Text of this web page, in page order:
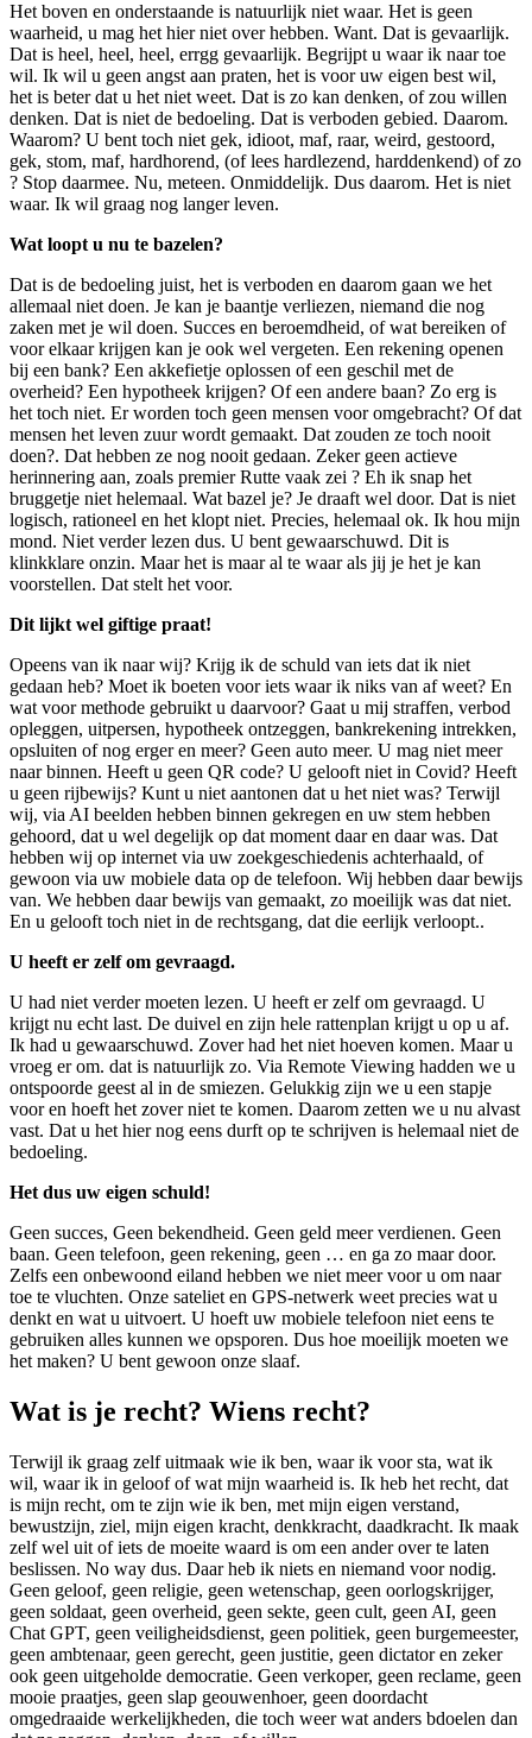
Het boven en onderstaande is natuurlijk niet waar. Het is geen
waarheid, u mag het hier niet over hebben. Want. Dat is gevaarlijk.
Dat is heel, heel, heel, errgg gevaarlijk. Begrijpt u waar ik naar toe
wil. Ik wil u geen angst aan praten, het is voor uw eigen best wil,
het is beter dat u het niet weet. Dat is zo kan denken, of zou willen
denken. Dat is niet de bedoeling. Dat is verboden gebied. Daarom.
Waarom? U bent toch niet gek, idioot, maf, raar, weird, gestoord,
gek, stom, maf, hardhorend, (of lees hardlezend, harddenkend) of zo
? Stop daarmee. Nu, meteen. Onmiddelijk. Dus daarom. Het is niet
waar. Ik wil graag nog langer leven.
Wat loopt u nu te bazelen?
Dat is de bedoeling juist, het is verboden en daarom gaan we het
allemaal niet doen. Je kan je baantje verliezen, niemand die nog
zaken met je wil doen. Succes en beroemdheid, of wat bereiken of
voor elkaar krijgen kan je ook wel vergeten. Een rekening openen
bij een bank? Een akkefietje oplossen of een geschil met de
overheid? Een hypotheek krijgen? Of een andere baan? Zo erg is
het toch niet. Er worden toch geen mensen voor omgebracht? Of dat
mensen het leven zuur wordt gemaakt. Dat zouden ze toch nooit
doen?. Dat hebben ze nog nooit gedaan. Zeker geen actieve
herinnering aan, zoals premier Rutte vaak zei ? Eh ik snap het
bruggetje niet helemaal. Wat bazel je? Je draaft wel door. Dat is niet
logisch, rationeel en het klopt niet. Precies, helemaal ok. Ik hou mijn
mond. Niet verder lezen dus. U bent gewaarschuwd. Dit is
klinkklare onzin. Maar het is maar al te waar als jij je het je kan
voorstellen. Dat stelt het voor.
Dit lijkt wel giftige praat!
Opeens van ik naar wij? Krijg ik de schuld van iets dat ik niet
gedaan heb? Moet ik boeten voor iets waar ik niks van af weet? En
wat voor methode gebruikt u daarvoor? Gaat u mij straffen, verbod
opleggen, uitpersen, hypotheek ontzeggen, bankrekening intrekken,
opsluiten of nog erger en meer? Geen auto meer. U mag niet meer
naar binnen. Heeft u geen QR code? U gelooft niet in Covid? Heeft
u geen rijbewijs? Kunt u niet aantonen dat u het niet was? Terwijl
wij, via AI beelden hebben binnen gekregen en uw stem hebben
gehoord, dat u wel degelijk op dat moment daar en daar was. Dat
hebben wij op internet via uw zoekgeschiedenis achterhaald, of
gewoon via uw mobiele data op de telefoon. Wij hebben daar bewijs
van. We hebben daar bewijs van gemaakt, zo moeilijk was dat niet.
En u gelooft toch niet in de rechtsgang, dat die eerlijk verloopt..
U heeft er zelf om gevraagd.
U had niet verder moeten lezen. U heeft er zelf om gevraagd. U
krijgt nu echt last. De duivel en zijn hele rattenplan krijgt u op u af.
Ik had u gewaarschuwd. Zover had het niet hoeven komen. Maar u
vroeg er om. dat is natuurlijk zo. Via Remote Viewing hadden we u
ontspoorde geest al in de smiezen. Gelukkig zijn we u een stapje
voor en hoeft het zover niet te komen. Daarom zetten we u nu alvast
vast. Dat u het hier nog eens durft op te schrijven is helemaal niet de
bedoeling.
Het dus uw eigen schuld!
Geen succes, Geen bekendheid. Geen geld meer verdienen. Geen
baan. Geen telefoon, geen rekening, geen … en ga zo maar door.
Zelfs een onbewoond eiland hebben we niet meer voor u om naar
toe te vluchten. Onze sateliet en GPS-netwerk weet precies wat u
denkt en wat u uitvoert. U hoeft uw mobiele telefoon niet eens te
gebruiken alles kunnen we opsporen. Dus hoe moeilijk moeten we
het maken? U bent gewoon onze slaaf.
Wat is je recht? Wiens recht?
Terwijl ik graag zelf uitmaak wie ik ben, waar ik voor sta, wat ik
wil, waar ik in geloof of wat mijn waarheid is. Ik heb het recht, dat
is mijn recht, om te zijn wie ik ben, met mijn eigen verstand,
bewustzijn, ziel, mijn eigen kracht, denkkracht, daadkracht. Ik maak
zelf wel uit of iets de moeite waard is om een ander over te laten
beslissen. No way dus. Daar heb ik niets en niemand voor nodig.
Geen geloof, geen religie, geen wetenschap, geen oorlogskrijger,
geen soldaat, geen overheid, geen sekte, geen cult, geen AI, geen
Chat GPT, geen veiligheidsdienst, geen politiek, geen burgemeester,
geen ambtenaar, geen gerecht, geen justitie, geen dictator en zeker
ook geen uitgeholde democratie. Geen verkoper, geen reclame, geen
mooie praatjes, geen slap geouwenhoer, geen doordacht
omgedraaide werkelijkheden, die toch weer wat anders bdoelen dan